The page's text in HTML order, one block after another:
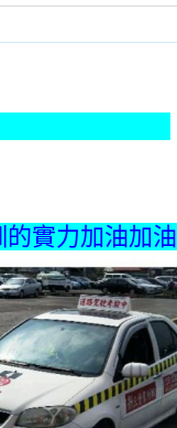
第一 !
實力加油加油